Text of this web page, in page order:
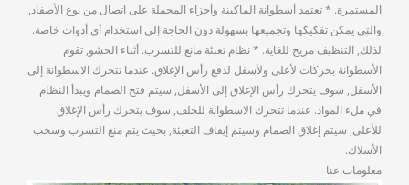
المستمرة. * تعتمد أسطوانة الماكينة وأجزاء المحملة على اتصال من نوع الأصفاد,
والتي يمكن تفكيكها وتجميعها بسهولة دون الحاجة إلى استخدام أي أدوات خاصة.
لذلك, التنظيف مريح للغاية. * نظام تعبئة مانع للتسرب. أثناء الحشو, تقوم
الأسطوانة بحركات لأعلى ولأسفل لدفع رأس الإغلاق. عندما تتحرك الاسطوانة إلى
الأسفل, سوف يتحرك رأس الإغلاق إلى الأسفل, سيتم فتح الصمام ويبدأ النظام
في ملء المواد. عندما تتحرك الاسطوانة للخلف, سوف يتحرك رأس الإغلاق
للأعلى, سيتم إغلاق الصمام وسيتم إيقاف التعبئة, بحيث يتم منع التسرب وسحب
الأسلاك.
معلومات عنا